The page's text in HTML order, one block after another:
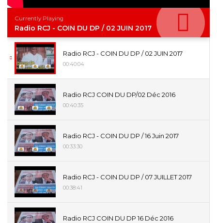
Currently Playing
Radio RCJ - COIN DU DP / 02 JUIN 2017
Radio RCJ - COIN DU DP / 02 JUIN 2017
00:40:04
Radio RCJ COIN DU DP/02 Déc 2016
00:40:35
Radio RCJ - COIN DU DP / 16 Juin 2017
00:33:30
Radio RCJ - COIN DU DP / 07 JUILLET 2017
00:38:41
Radio RCJ COIN DU DP 16 Déc 2016